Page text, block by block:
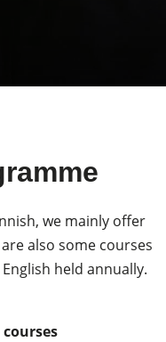
we mainly offer
also some courses
held annually.